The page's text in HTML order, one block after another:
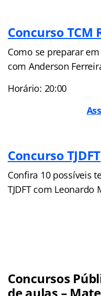
Concurso TCM
Como se preparar em
com Anderson
Horário: 20:00
Concurso TJDFT
Confira 10 possíveis
TJDFT com Leonardo
Concursos